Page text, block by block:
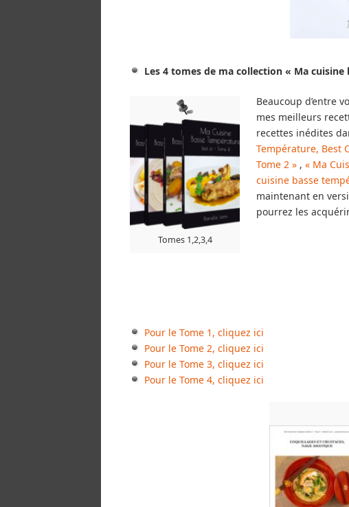
Les 4 tomes de ma collection « Ma
Tomes 1,2,3,4
Beaucoup d’entre
mes meilleurs
recettes inédites
Température, Best
Tome 2 » , « Ma
cuisine basse
maintenant en
pourrez les
Pour le Tome 1, cliquez ici
Pour le Tome 2, cliquez ici
Pour le Tome 3, cliquez ici
Pour le Tome 4, cliquez ici